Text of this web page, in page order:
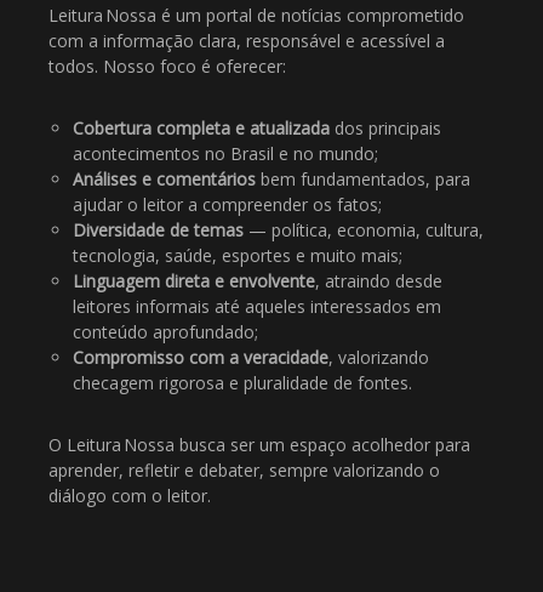
Leitura Nossa é um portal de notícias comprometido
com a informação clara, responsável e acessível a
todos. Nosso foco é oferecer:
Cobertura completa e atualizada dos principais
acontecimentos no Brasil e no mundo;
Análises e comentários bem fundamentados, para
ajudar o leitor a compreender os fatos;
Diversidade de temas — política, economia, cultura,
tecnologia, saúde, esportes e muito mais;
Linguagem direta e envolvente, atraindo desde
leitores informais até aqueles interessados em
conteúdo aprofundado;
Compromisso com a veracidade, valorizando
checagem rigorosa e pluralidade de fontes.
O Leitura Nossa busca ser um espaço acolhedor para
aprender, refletir e debater, sempre valorizando o
diálogo com o leitor.